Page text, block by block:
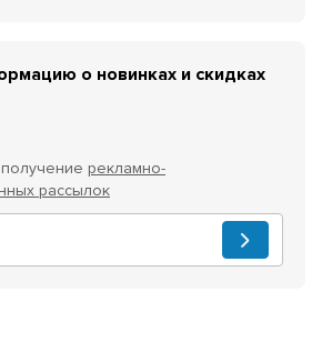
о новинках и скидках
рекламно-
рассылок